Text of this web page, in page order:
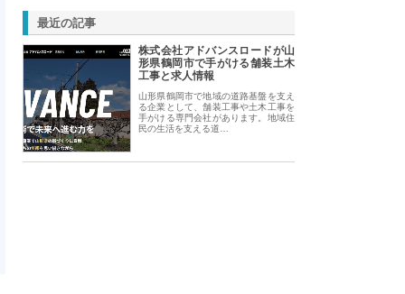
最近の記事
株式会社アドバンスロードが山
形県鶴岡市で手がける舗装土木
工事と求人情報
山形県鶴岡市で地域の道路基盤を支え
る企業として、舗装工事や土木工事を
手がける専門会社があります。地域住
民の生活を支える道…